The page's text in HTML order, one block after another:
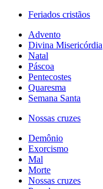
Feriados cristãos
Advento
Divina Misericórdia
Natal
Páscoa
Pentecostes
Quaresma
Semana Santa
Nossas cruzes
Demônio
Exorcismo
Mal
Morte
Nossas cruzes